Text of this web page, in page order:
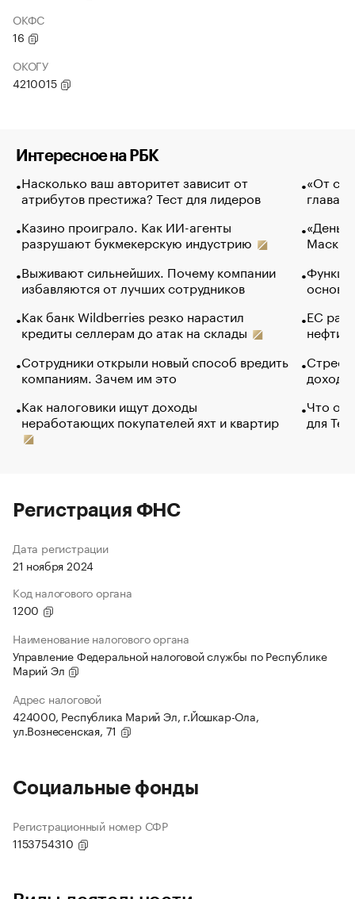
ОКФС
16
ОКОГУ
4210015
Интересное на РБК
Насколько ваш авторитет зависит от
атрибутов престижа? Тест для лидеров
Казино проиграло. Как ИИ-агенты
разрушают букмекерскую индустрию
Выживают сильнейших. Почему компании
избавляются от лучших сотрудников
Как банк Wildberries резко нарастил
кредиты селлерам до атак на склады
Сотрудники открыли новый способ вредить
компаниям. Зачем им это
Как налоговики ищут доходы
неработающих покупателей яхт и квартир
«От
глава
Маск в
основ
ЕС
нефти
Что
для
Регистрация ФНС
Дата регистрации
21 ноября 2024
Код налогового органа
1200
Наименование налогового органа
Управление Федеральной налоговой службы по Республике
Марий Эл
Адрес налоговой
424000, Республика Марий Эл, г.Йошкар-Ола,
ул.Вознесенская, 71
Социальные фонды
Регистрационный номер СФР
1153754310